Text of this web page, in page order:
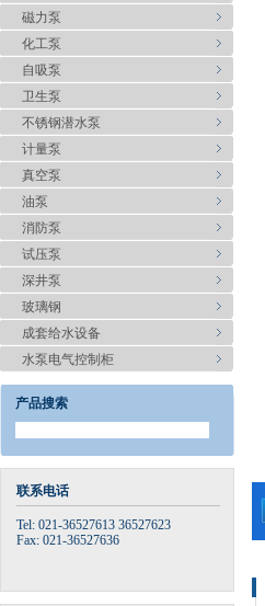
磁力泵
化工泵
自吸泵
卫生泵
不锈钢潜水泵
计量泵
真空泵
油泵
消防泵
试压泵
深井泵
玻璃钢
成套给水设备
水泵电气控制柜
产品搜索
联系电话
Tel: 021-36527613 36527623
Fax: 021-36527636